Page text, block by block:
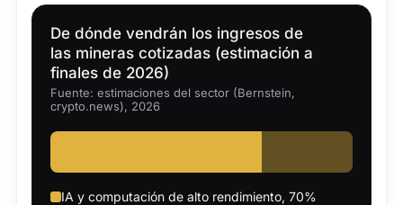
De dónde vendrán los ingresos de
las mineras cotizadas (estimación a
finales de 2026)
Fuente: estimaciones del sector (Bernstein,
crypto.news), 2026
IA y computación de alto rendimiento, 70%